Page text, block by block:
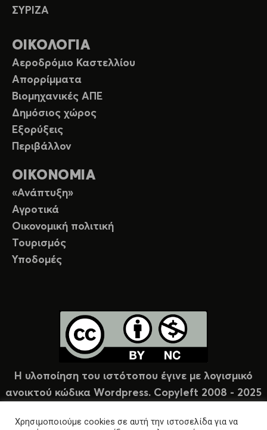
ΣΥΡΙΖΑ
ΟΙΚΟΛΟΓΙΑ
Αεροδρόμιο Καστελλίου
Απορρίμματα
Βιομηχανικές ΑΠΕ
Δημόσιος χώρος
Εξορύξεις
Περιβάλλον
ΟΙΚΟΝΟΜΙΑ
«Ανάπτυξη»
Αγροτικά
Οικονομική πολιτική
Τουρισμός
Υποδομές
Η υλοποίηση του ιστότοπου έγινε με λογισμικό
ανοικτού κώδικα Wordpress. Copyleft 2008 - 2025
Χρησιμοποιούμε cookies σε αυτή την ιστοσελίδα για να